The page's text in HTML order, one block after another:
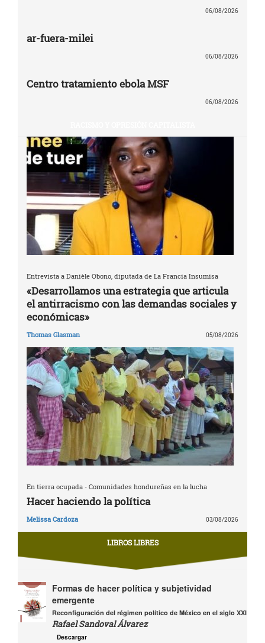
06/08/2026
ar-fuera-milei
06/08/2026
Centro tratamiento ebola MSF
06/08/2026
Entrevista a Danièle Obono, diputada de La Francia Insumisa
«Desarrollamos una estrategia que articula
el antirracismo con las demandas sociales y
económicas»
Thomas Glasman 05/08/2026
En tierra ocupada - Comunidades hondureñas en la lucha
Hacer haciendo la política
Melissa Cardoza 03/08/2026
LIBROS LIBRES
Formas de hacer política y subjetividad
emergente
Reconfiguración del régimen político de México en el siglo XXI
Rafael Sandoval Álvarez
Descargar